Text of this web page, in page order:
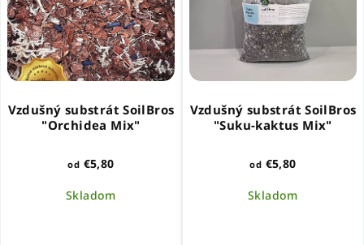
Vzdušný substrát SoilBros
"Orchidea Mix"
od €5,80
Skladom
Vzdušný substrát SoilBros
"Suku-kaktus Mix"
od €5,80
Skladom